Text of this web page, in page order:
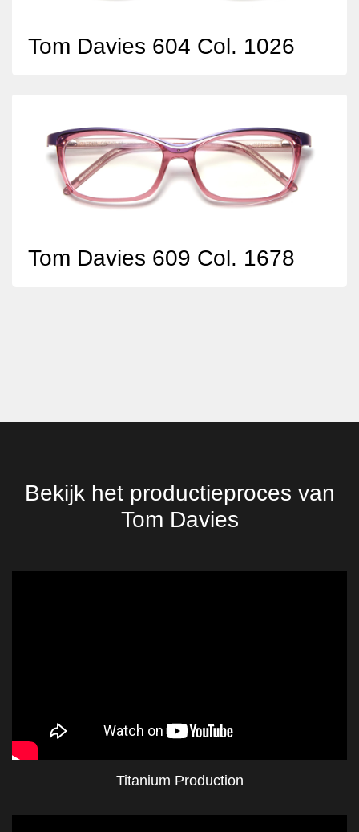
Tom Davies 604 Col. 1026
Tom Davies 609 Col. 1678
Bekijk het productieproces van
Tom Davies
Titanium Production